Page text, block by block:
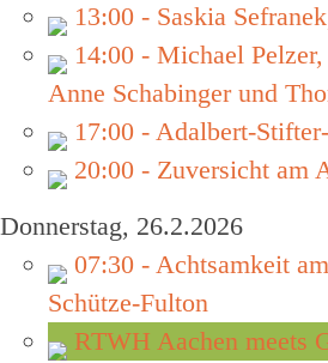
13:00 - Saskia
14:00 - Michael Pelzer,
Anne Schabinger und
17:00 - Adalbert-
20:00 - Zuversicht am
Donnerstag, 26.2.2026
07:30 - Achtsamkeit
Schütze-Fulton
RTWH Aachen meets